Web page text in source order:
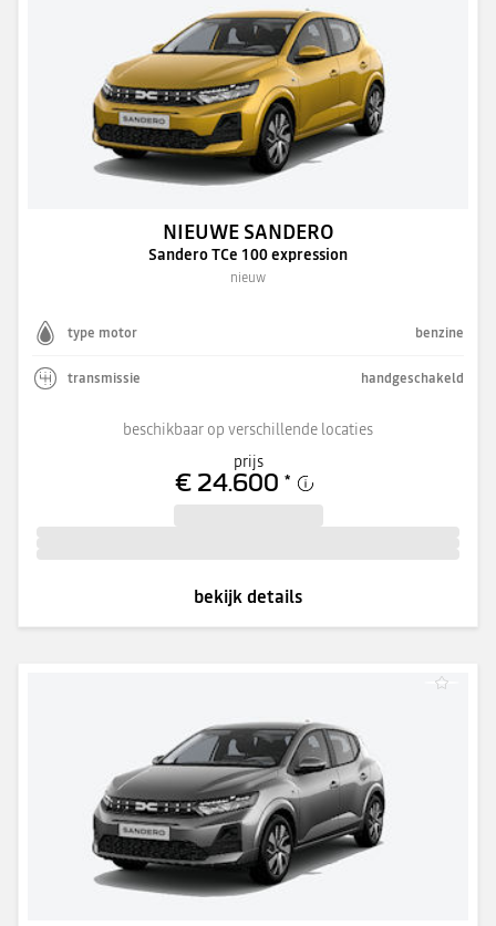
NIEUWE SANDERO
Sandero TCe 100 expression
nieuw
type motor benzine
transmissie handgeschakeld
beschikbaar op verschillende locaties
prijs
€ 24.600 *
bekijk details